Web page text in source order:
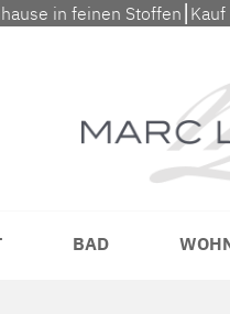
in feinen
BAD